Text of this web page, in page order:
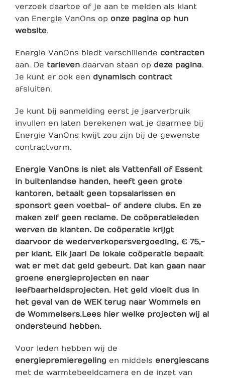
verzoek daartoe of je aan te melden als klant
van Energie VanOns op onze pagina op hun
website.
Energie VanOns biedt verschillende contracten
aan. De tarieven daarvan staan op deze pagina.
Je kunt er ook een dynamisch contract
afsluiten.
Je kunt bij aanmelding eerst je jaarverbruik
invullen en laten berekenen wat je daarmee bij
Energie VanOns kwijt zou zijn bij de gewenste
contractvorm.
Energie VanOns is niet als Vattenfall of Essent
in buitenlandse handen, heeft geen grote
kantoren, betaalt geen topsalarissen en
sponsort geen voetbal- of andere clubs. En ze
maken zelf geen reclame. De coöperatieleden
werven de klanten. De coöperatie krijgt
daarvoor de wederverkopersvergoeding, € 75,-
per klant. Elk jaar! De lokale coöperatie bepaalt
wat er met dat geld gebeurt. Dat kan gaan naar
groene energieprojecten en naar
leefbaarheidsprojecten. Het geld vloeit dus in
het geval van de WEK terug naar Wommels en
de Wommelsers.Lees hier welke projecten wij al
ondersteund hebben.
Voor leden hebben wij de
energiepremieregeling en middels energiescans
met de warmtebeeldcamera en de inzet van